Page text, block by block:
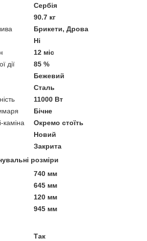
Сербія
90.7 кг
Брикети, Дрова
Ні
12 міс
дії
85 %
Бежевий
Сталь
11000 Вт
Бічне
каміна
Окремо стоїть
Новий
Закрита
розміри
740 мм
645 мм
120 мм
945 мм
Так